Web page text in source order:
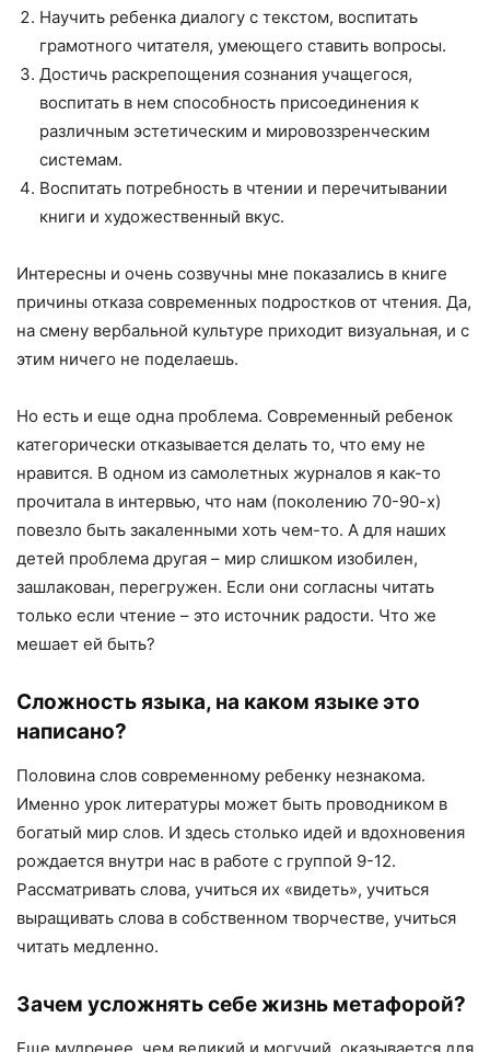
Научить ребенка диалогу с текстом, воспитать
грамотного читателя, умеющего ставить вопросы.
Достичь раскрепощения сознания учащегося,
воспитать в нем способность присоединения к
различным эстетическим и мировоззренческим
системам.
Воспитать потребность в чтении и перечитывании
книги и художественный вкус.
Интересны и очень созвучны мне показались в книге
причины отказа современных подростков от чтения. Да,
на смену вербальной культуре приходит визуальная, и с
этим ничего не поделаешь.
Но есть и еще одна проблема. Современный ребенок
категорически отказывается делать то, что ему не
нравится. В одном из самолетных журналов я как-то
прочитала в интервью, что нам (поколению 70-90-х)
повезло быть закаленными хоть чем-то. А для наших
детей проблема другая – мир слишком изобилен,
зашлакован, перегружен. Если они согласны читать
только если чтение – это источник радости. Что же
мешает ей быть?
Сложность языка, на каком языке это
написано?
Половина слов современному ребенку незнакома.
Именно урок литературы может быть проводником в
богатый мир слов. И здесь столько идей и вдохновения
рождается внутри нас в работе с группой 9-12.
Рассматривать слова, учиться их «видеть», учиться
выращивать слова в собственном творчестве, учиться
читать медленно.
Зачем усложнять себе жизнь метафорой?
Еще мудренее, чем великий и могучий, оказывается для